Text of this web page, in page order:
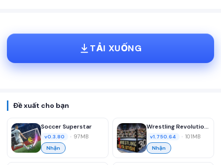
TẢI XUỐNG
Đề xuất cho bạn
Soccer Superstar
v0.3.80 97MB
Nhận
Wrestling Revolution 3D
v1.750.64 101MB
Nhận